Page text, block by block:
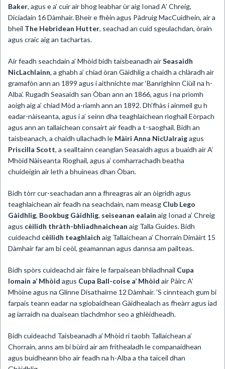
Baker, agus e a’ cuir air bhog leabhar ùr aig Ionad A’ Chreig,
Diciadain 16 Dàmhair. Bheir e fhèin agus Pàdruig MacCuidhein, air a
bheil The Hebridean Hutter, seachad an cuid sgeulachdan, òrain
agus craic aig an tachartas.
Air feadh seachdain a’ Mhòid bidh taisbeanadh airSeasaidh
NicLachlainn, a ghabh a’ chiad òran Gàidhlig a chaidh a chlàradh air
gramafòn ann an 1899 agus i aithnichte mar ‘Banrighinn Ciùil na h-
Alba’. Rugadh Seasaidh san Òban ann an 1866, agus i na prìomh
aoigh aig a’ chiad Mòd a-riamh ann an 1892. Dh’fhàs i ainmeil gu h
eadar-nàiseanta, agus i a’ seinn dha teaghlaichean rìoghail Eòrpach
agus ann an tallaichean consairt air feadh a t-saoghail. Bidh an
taisbeanach, a chaidh ullachadh le Màiri Anna NicUalraigagus
Priscilla Scott, a sealltainn ceanglan Seasaidh agus a buaidh air A’
Mhòid Nàiseanta Rìoghail, agus a’ comharrachadh beatha
chuideigin air leth a bhuineas dhan Òban.
Bidh tòrr cur-seachadan ann a fhreagras air an òigridh agus
teaghlaichean air feadh na seachdain, nam measg Club Lego
Gàidhlig, Bookbug Gàidhlig, seiseanan ealain aig Ionad a’ Chreig
agus cèilidh thràth-bhliadhnaichean aig Talla Guides. Bidh
cuideachd cèilidh teaghlaich aig Tallaichean a’ Chorrain Dimàirt 15
Dàmhair far am bi ceòl, geamannan agus dannsa am pailteas.
Bidh spòrs cuideachd air fàire le farpaisean bhliadhnail Cupa
Iomain a’ Mhòid agus Cupa Ball-coise a’ Mhòid air Pàirc A’
Mhòine agus na Glinne Disathairne 12 Dàmhair. ’S cinnteach gum bi
farpais teann eadar na sgiobaidhean Gàidhealach as fheàrr agus iad
ag iarraidh na duaisean tlachdmhor seo a ghlèidheadh.
Bidh cuideachd Taisbeanadh a’ Mhòid ri taobh Tallaichean a’
Chorrain, anns am bi bùird air am frithealadh le companaidhean
agus buidheann bho air feadh na h-Alba a tha taiceil dhan